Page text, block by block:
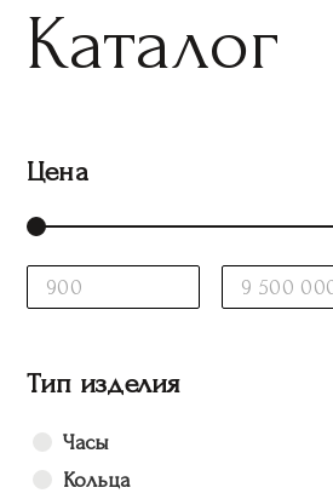
Каталог
Цена
Тип изделия
Часы
Кольца